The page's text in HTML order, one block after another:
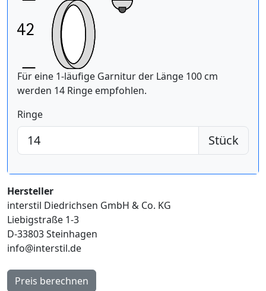
Für eine 1-läufige Garnitur der Länge 100 cm
werden 14 Ringe empfohlen.
Ringe
Stück
Hersteller
interstil Diedrichsen GmbH & Co. KG
Liebigstraße 1-3
D-33803 Steinhagen
info@interstil.de
Preis berechnen